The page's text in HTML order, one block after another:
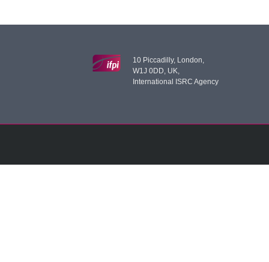
10 Piccadilly, London,
W1J 0DD, UK,
International ISRC Agency